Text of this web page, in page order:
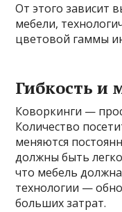
От этого зависит
мебели,
цветовой гаммы
Гибкость и
Коворкинги —
Количество
меняются
должны быть
что мебель
технологии —
больших затрат.